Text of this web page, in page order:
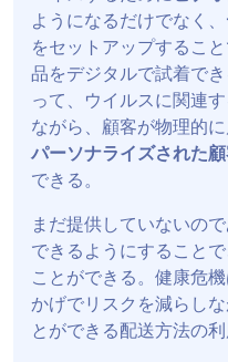
ようになるだけでなく、
をセットアップするこ
品をデジタルで試着で
って、ウイルスに関連
ながら、顧客が物理的
パーソナライズされた
できる。
まだ提供していないので
できるようにすること
ことができる。健康危機
かげでリスクを減らし
とができる配送方法の